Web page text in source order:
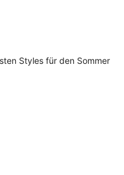
Styles für den Sommer